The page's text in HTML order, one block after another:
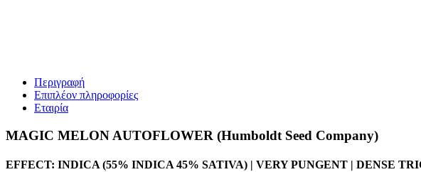
Περιγραφή
Επιπλέον πληροφορίες
Εταιρία
MAGIC MELON AUTOFLOWER (Humboldt Seed Company)
EFFECT: INDICA (55% INDICA 45% SATIVA) | VERY PUNGENT | DENSE